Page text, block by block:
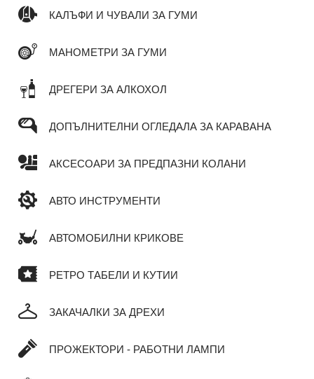
КАЛЪФИ И ЧУВАЛИ ЗА ГУМИ
МАНОМЕТРИ ЗА ГУМИ
ДРЕГЕРИ ЗА АЛКОХОЛ
ДОПЪЛНИТЕЛНИ ОГЛЕДАЛА ЗА КАРАВАНА
АКСЕСОАРИ ЗА ПРЕДПАЗНИ КОЛАНИ
АВТО ИНСТРУМЕНТИ
АВТОМОБИЛНИ КРИКОВЕ
РЕТРО ТАБЕЛИ И КУТИИ
ЗАКАЧАЛКИ ЗА ДРЕХИ
ПРОЖЕКТОРИ - РАБОТНИ ЛАМПИ